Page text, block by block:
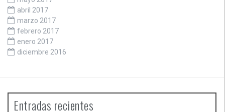
abril 2017
marzo 2017
febrero 2017
enero 2017
diciembre 2016
Entradas recientes